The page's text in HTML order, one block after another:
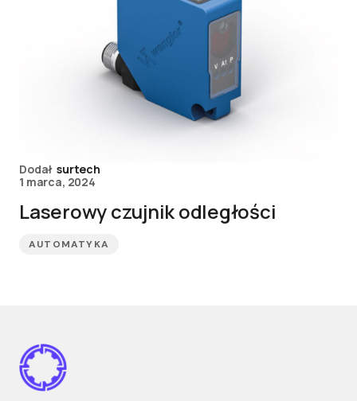
Dodał surtech
1 marca, 2024
Laserowy czujnik odległości
AUTOMATYKA